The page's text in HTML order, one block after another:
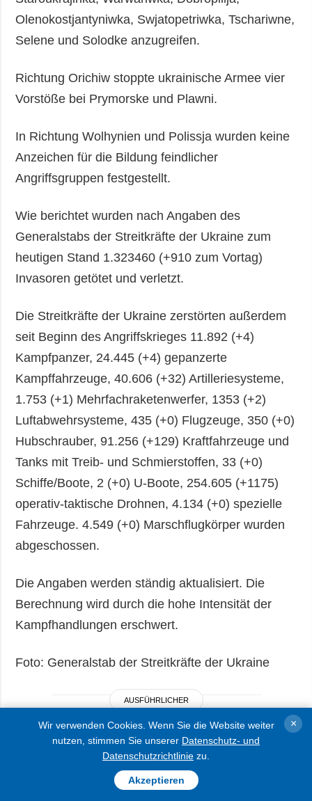
Olenokostjantyniwka, Swjatopetriwka, Tschariwne,
Selene und Solodke anzugreifen.
Richtung Orichiw stoppte ukrainische Armee vier
Vorstöße bei Prymorske und Plawni.
In Richtung Wolhynien und Polissja wurden keine
Anzeichen für die Bildung feindlicher
Angriffsgruppen festgestellt.
Wie berichtet wurden nach Angaben des
Generalstabs der Streitkräfte der Ukraine zum
heutigen Stand 1.323460 (+910 zum Vortag)
Invasoren getötet und verletzt.
Die Streitkräfte der Ukraine zerstörten außerdem
seit Beginn des Angriffskrieges 11.892 (+4)
Kampfpanzer, 24.445 (+4) gepanzerte
Kampffahrzeuge, 40.606 (+32) Artilleriesysteme,
1.753 (+1) Mehrfachraketenwerfer, 1353 (+2)
Luftabwehrsysteme, 435 (+0) Flugzeuge, 350 (+0)
Hubschrauber, 91.256 (+129) Kraftfahrzeuge und
Tanks mit Treib- und Schmierstoffen, 33 (+0)
Schiffe/Boote, 2 (+0) U-Boote, 254.605 (+1175)
operativ-taktische Drohnen, 4.134 (+0) spezielle
Fahrzeuge. 4.549 (+0) Marschflugkörper wurden
abgeschossen.
Die Angaben werden ständig aktualisiert. Die
Berechnung wird durch die hohe Intensität der
Kampfhandlungen erschwert.
Foto: Generalstab der Streitkräfte der Ukraine
AUSFÜHRLICHER
Selenskyj und Nausėda
Wir verwenden Cookies. Wenn Sie die Website weiter
nutzen, stimmen Sie unserer Datenschutz- und
Datenschutzrichtlinie zu.
Akzeptieren
×